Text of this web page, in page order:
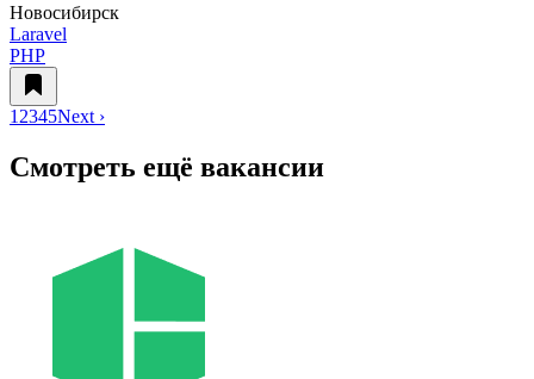
Новосибирск
Laravel
PHP
1 2345Next ›
Смотреть ещё вакансии